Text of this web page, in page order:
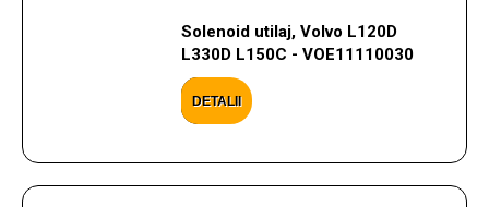
Solenoid utilaj, Volvo L120D
L330D L150C - VOE11110030
DETALII